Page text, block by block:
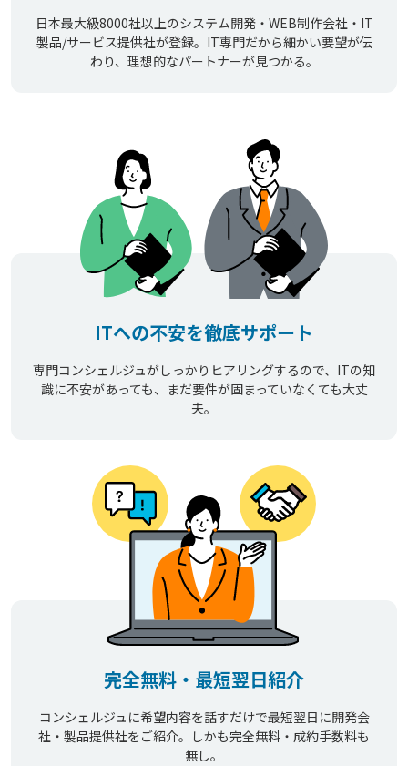
日本最大級8000社以上のシステム開発・WEB制作会社・IT
製品/サービス提供社が登録。IT専門だから細かい要望が伝
わり、理想的なパートナーが見つかる。
ITへの不安を徹底サポート
専門コンシェルジュがしっかりヒアリングするので、ITの知
識に不安があっても、まだ要件が固まっていなくても大丈
夫。
完全無料・最短翌日紹介
コンシェルジュに希望内容を話すだけで最短翌日に開発会
社・製品提供社をご紹介。しかも完全無料・成約手数料も
無し。